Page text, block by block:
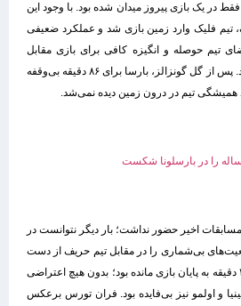
تیم فقط در یک بازی پیروز میدان شده بود. با وجود این
فلیک وارد زمین بازی شد و عملکرد ضعیفی
تیم حوصله و انگیزه کافی برای بازی مقابل
حریف پانزدهم جدول را نداشتند. پس از گل گونزالز، بارسا برای ۸۶ دقیقه بی‌وقفه
تیم در درون زمین دیده نمی‌شد.
اخیر حضور نداشت؛ بار دیگر نتوانست در
بی‌شماری را در مقابل تیم حریف از دست
به گونه‌ای که وقتی هنوز ۲۵ دقیقه به پایان بازی مانده بود؛ بدون هیچ اعتراضی
و اولمو نیز بی‌فایده بود. فران تورس برعکس